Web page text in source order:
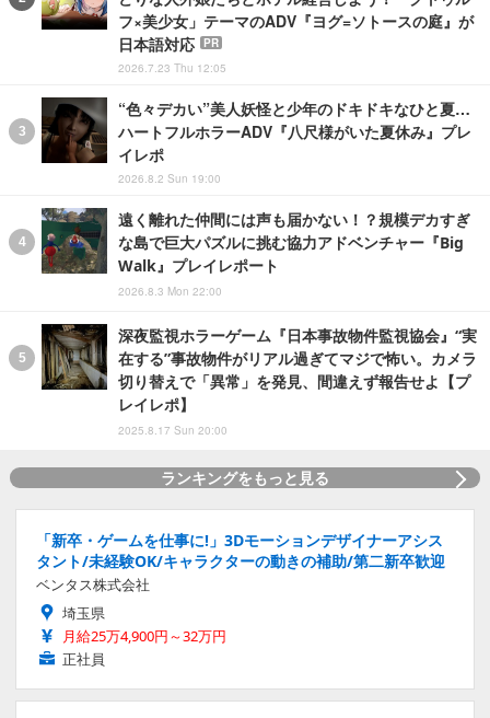
フ×美少女」テーマのADV『ヨグ=ソトースの庭』が
日本語対応
PR
2026.7.23 Thu 12:05
“色々デカい”美人妖怪と少年のドキドキなひと夏…
ハートフルホラーADV『八尺様がいた夏休み』プレ
イレポ
2026.8.2 Sun 19:00
遠く離れた仲間には声も届かない！？規模デカすぎ
な島で巨大パズルに挑む協力アドベンチャー『Big
Walk』プレイレポート
2026.8.3 Mon 22:00
深夜監視ホラーゲーム『日本事故物件監視協会』“実
在する”事故物件がリアル過ぎてマジで怖い。カメラ
切り替えで「異常」を発見、間違えず報告せよ【プ
レイレポ】
2025.8.17 Sun 20:00
ランキングをもっと見る
「新卒・ゲームを仕事に!」3Dモーションデザイナーアシス
タント/未経験OK/キャラクターの動きの補助/第二新卒歓迎
ベンタス株式会社
埼玉県
月給25万4,900円～32万円
正社員